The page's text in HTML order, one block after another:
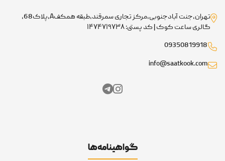
تهران،جنت آبادجنوبی،مرکز تجاری سمرقند،طبقه همکفA،پلاک68،
گالری ساعت کوک | کد پستی: ۱۴۷۴۷۱۹۷۳۸
09350819918
info@saatkook.com
گواهینامه‌ها